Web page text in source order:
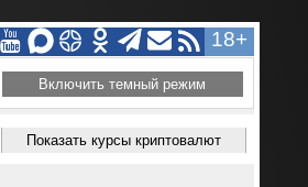
18+
Включить темный режим
Показать курсы криптовалют